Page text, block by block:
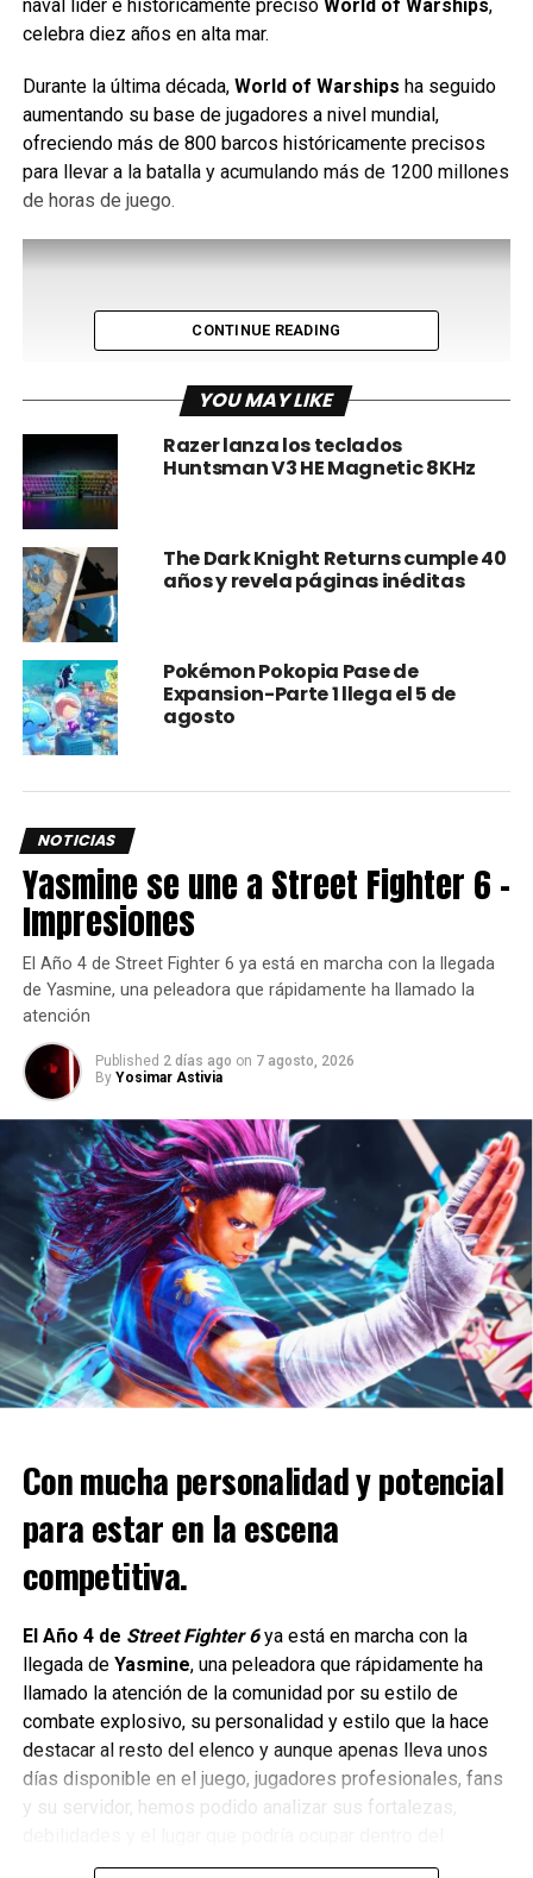
naval líder e históricamente preciso World of Warships,
celebra diez años en alta mar.
Durante la última década, World of Warships ha seguido
aumentando su base de jugadores a nivel mundial,
ofreciendo más de 800 barcos históricamente precisos
para llevar a la batalla y acumulando más de 1200 millones
de horas de juego.
Más allá del juego, World of Warships ha trabajado para
apoyar a diversas organizaciones benéficas, como Save
the Children y Help for Heroes, colaborando con la
comunidad para recaudar más de 240.000 dólares.
Además de promover iniciativas como La Larga Noche de
los Museos, la retransmisión en directo anual de World of
Warships dedicada a dar a conocer a los espectadores los
museos navales de todo el mundo.
Para celebrar este importante aniversario, World of
Celebra en grande World of
Warships
recompensas en el calendario de inicio de sesión diario,
que incluyen super contenedores, carbón, créditos,
experiencia gratuita, días de acceso a la cuenta premium y
fichas festivas.
Estas fichas, que también se pueden conseguir a través
de las bonificaciones por rendimiento en batalla, se
contenedores, incluidos los contenedores “La hora más
CONTINUE READING
YOU MAY LIKE
Razer lanza los teclados
Huntsman V3 HE Magnetic 8KHz
The Dark Knight Returns cumple 40
años y revela páginas inéditas
Pokémon Pokopia Pase de
Expansion-Parte 1 llega el 5 de
agosto
NOTICIAS
Yasmine se une a Street Fighter 6 –
Impresiones
El Año 4 de Street Fighter 6 ya está en marcha con la llegada
de Yasmine, una peleadora que rápidamente ha llamado la
atención
Published 2 días ago on 7 agosto, 2026
By Yosimar Astivia
Con mucha personalidad y potencial
para estar en la escena
competitiva.
El Año 4 de Street Fighter 6ya está en marcha con la
llegada de Yasmine, una peleadora que rápidamente ha
llamado la atención de la comunidad por su estilo de
combate explosivo, su personalidad y estilo que la hace
destacar al resto del elenco y aunque apenas lleva unos
días disponible en el juego, jugadores profesionales, fans
y su servidor, hemos podido analizar sus fortalezas,
competitivo y aquí les cuento el cómo se siente esta